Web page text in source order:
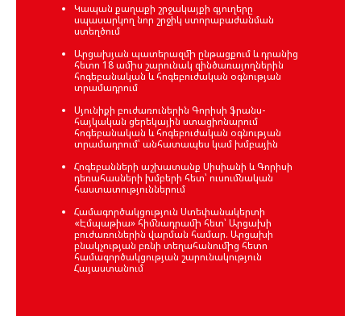
Կապան քաղաքի շրջակայքի գյուղերը
սպասարկող նոր շրջիկ ստորաբաժանման
ստեղծում
Արցախյան պատերազմի ընթացքում և դրանից
հետո 18 ամիս շարունակ զինծառայողներին
հոգեբանական և հոգեբուժական օգնության
տրամադրում
Սյունիքի բուժառուներին Գորիսի ֆրանս-
հայկական ցերեկային ստացիոնարում
հոգեբանական և հոգեբուժական օգնության
տրամադրում՝ անհատապես կամ խմբային
Հոգեբանների աշխատանք Սիսիանի և Գորիսի
դեռահասների խմբերի հետ՝ ուսումնական
հաստատություններում
Համագործակցություն Ստեփանակերտի
«Էմպաթիա» հիմնադրամի հետ՝ Արցախի
բուժառուներին վարման համար. Արցախի
բնակչության բռնի տեղահանումից հետո
համագործակցության շարունակություն
Հայաստանում